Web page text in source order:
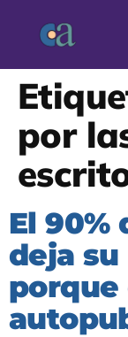
por
El 90%
deja
porque